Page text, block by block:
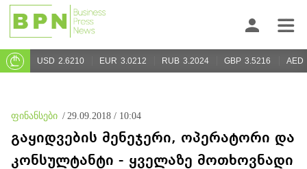
USD 2.6210 EUR 3.0212 RUB 3.2024 GBP 3.5216 AED
ფინანსები / 29.09.2018 / 10:04
გაყიდვების მენეჯერი, ოპერატორი და
კონსულტანტი - ყველაზე მოთხოვნადი